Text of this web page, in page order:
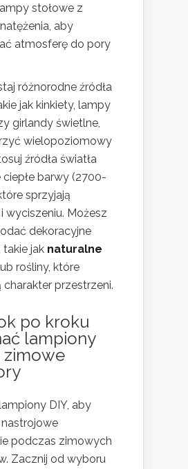
stołowe z
aby
atmosferę do pory
różnorodne źródła
jak kinkiety, lampy
girlandy świetlne,
wielopoziomowy
źródła światła
barwy (2700-
sprzyjają
wyciszeniu. Możesz
dekoracyjne
jak naturalne
rośliny, które
charakter przestrzeni.
po kroku
lampiony
zimowe
DIY, aby
podczas zimowych
Zacznij od wyboru